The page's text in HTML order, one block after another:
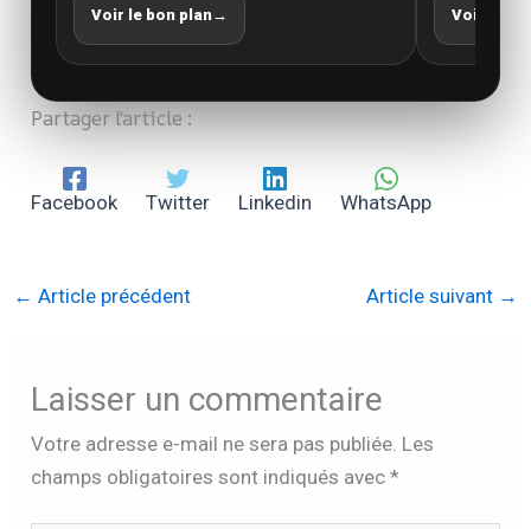
Voir le bon plan→ Voir le
Partager l'article :
Facebook Twitter Linkedin WhatsApp
← Article précédent Article suivant →
Laisser un commentaire
Votre adresse e-mail ne sera pas publiée. Les
champs obligatoires sont indiqués avec*